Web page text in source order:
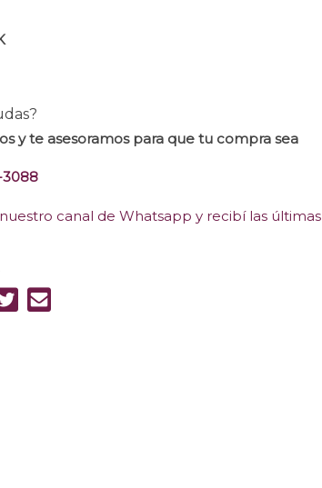
y te asesoramos para que tu compra sea
3088
canal de Whatsapp y recibí las últimas